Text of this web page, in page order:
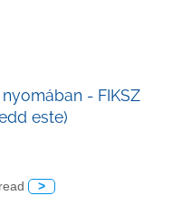
- FIKSZ
este)
>